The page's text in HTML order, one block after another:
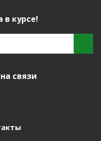
в курсе!
связи